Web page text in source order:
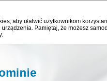
aby ułatwić użytkownikom
Pamiętaj, że możesz